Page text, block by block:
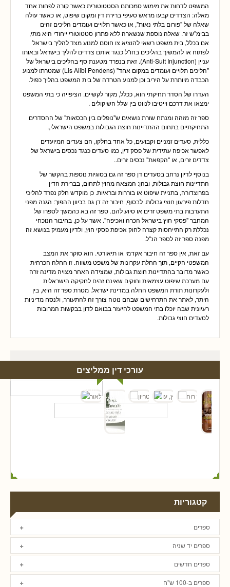
המשפט לדחות את מימוש סמכותם הסטטוטורית כאשר קורה לפחות אחד
מאלה: הצדדים קבעו מראש סעיפי ברירת דין ומקום שיפוט, או כאשר עולה
שאלה של "פורום בלתי נאות", או כאשר תלויים ועומדים הליכים זהים
בבימ"ש זר. שאלה נוספת שנשארה ללא פתרון סטטוטורי ייחודי היא מתי,
אם בכלל, בית משפט רשאי להוציא צו חוסם למנוע מצד להליך בישראל
לפתוח או להמשיך בהליכים בחו"ל כנגד אותם צדדים להליך בישראל ובאותו
עניין (Anti-Suit Injunction). זאת בנפרד מטענת סף בהליכים בישראל של
"הליכים תלויים ועומדים במקום אחד" (Lis Alibi Pendens) שמטרתו למנוע
הכבדה מיותרת על היריב וכן למנוע הטרדה של בית המשפט בהליך כפול.
העדרו של הסדר תחיקתי הוא, ככלל, מקור לקשיים. הציפייה כי בתי המשפט
ימצאו את דרכם וייטיבו לנווט בין שלל השיקולים .
ספר זה מזהה ומנתח שורת נושאים ש"נופלים בין הכסאות" של ההסדרים
התחיקתיים בתחום ההתדיינות חוצת הגבולות במשפט הישראלי,.
כללית, סעדים זמניים וקבועים, כל אחד בחלקו, הם צעדים המיועדים
לאפשר אכיפה עתידית של פסק דין, כמו סעדים כנגד נכסים בישראל של
צדדים זרים, או "הקפאת" נכסים זרים..
בנוסף לדיון נרחב בסעדים דן ספר זה גם בסוגיות נוספות בהקשר של
התדיינות חוצת גבולות, ובהן: המצאה מחוץ לתחום, בברירת הדין
בפרוצדורה, בתניית שיפוט או בוררות ובראיות. כן מוקדש חלק נפרד להליכי
חדלות פירעון חוצי גבולות. לבסוף, חיבור זה דן גם בכיוון ההפוך: הגנה מפני
התערבות בתי משפט זרים או סיוע להם. ספר זה בא כהמשך לספרו של
המחבר "פסקי חוץ בישראל הכרה ואכיפה". אשר על כן, בחיבור הנוכחי
נכללת רק התייחסות קצרה לחוק אכיפת פסקי חוץ, ולדיון מעמיק בנושא זה
מפנה ספר זה לספר הנ"ל.
עם זאת, אין ספר זה חיבור אקדמי או תיאורטי. הוא סוקר את המצב
המשפטי הקיים, תוך החלת עקרונות של משפט משווה. זו החלה הכרחית
כאשר מדובר בהתדיינות חוצת גבולות, שמצידה האחר מצויה מדינה זרה
עם מערכת שיפוט עצמאית וחוקים שאינם זהים לחקיקה הישראלית
ולעקרונות תורת המשפט החלה במדינת ישראל. מטרת ספר זה היא, בין
היתר, לאתר את התרחישים שבהם נוטה צורך זה להתעורר, ולנסח מדיניות
רעיונית שבה יוכלו בתי המשפט להיעזר בבואם לדון בבקשות המרובות
לסעדים חוצי גבולות.
עורכי דין ממליצים
קטגוריות
ספרים
ספרים יד שניה
ספרים חדשים
ספרים ב-100 ש"ח